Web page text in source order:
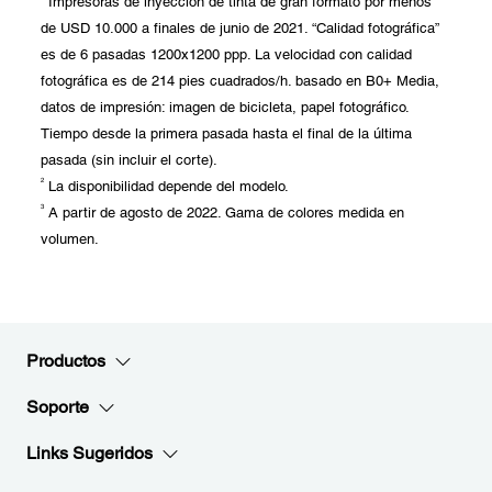
de USD 10.000 a finales de junio de 2021. “Calidad fotográfica”
es de 6 pasadas 1200x1200 ppp. La velocidad con calidad
fotográfica es de 214 pies cuadrados/h. basado en B0+ Media,
datos de impresión: imagen de bicicleta, papel fotográfico.
Tiempo desde la primera pasada hasta el final de la última
pasada (sin incluir el corte).
2 La disponibilidad depende del modelo.
3 A partir de agosto de 2022. Gama de colores medida en
volumen.
Productos
Soporte
Links Sugeridos